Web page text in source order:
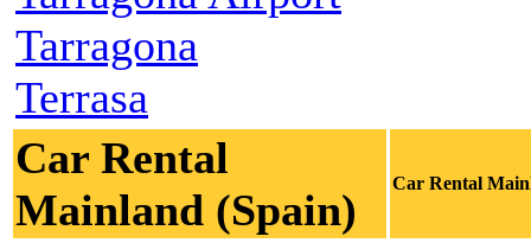
Tarragona
Terrasa
Car Rental
Mainland (Spain)
Car Rental